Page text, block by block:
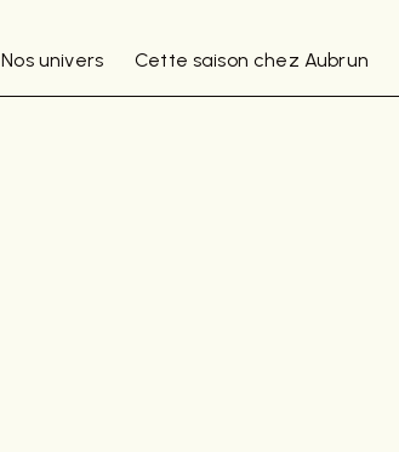
Nos univers Cette saison chez Aubrun